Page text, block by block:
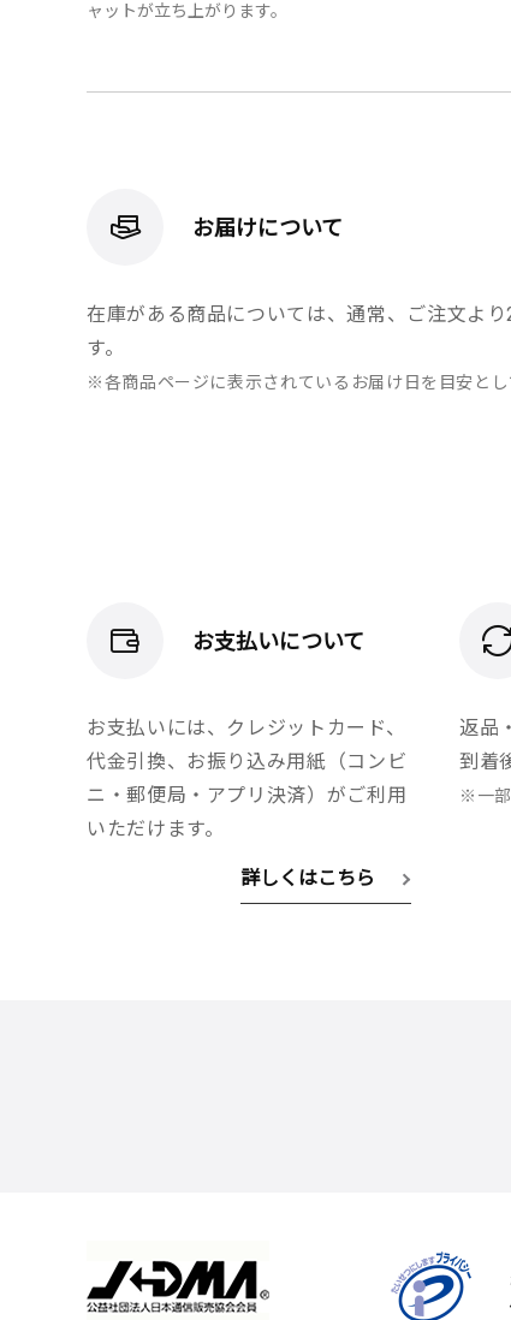
ャットが立ち上がります。
お届けについて
在庫がある商品については、通常、ご注文よ
す。
※各商品ページに表示されているお届け日を目安とし
お支払いについて
お支払いには、クレジットカード、
代金引換、お振り込み用紙（コンビ
ニ・郵便局・アプリ決済）がご利用
いただけます。
詳しくはこちら
返品
到着
※一部